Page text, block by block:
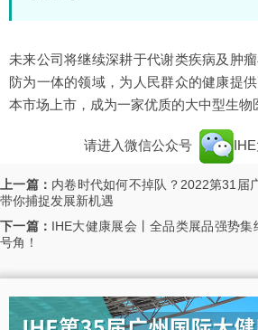
未来公司将继续深耕于代谢类疾病及肿
防为一体的领域，为人民群众的健康提
本市场上市，成为一家优质的大中型生物
请进入微信公众号
上一篇： 内卷时代如何不掉队？2022第31届
带你捕捉发展新机遇
下一篇： IHE大健康展会丨全品类展品强势集
号角！